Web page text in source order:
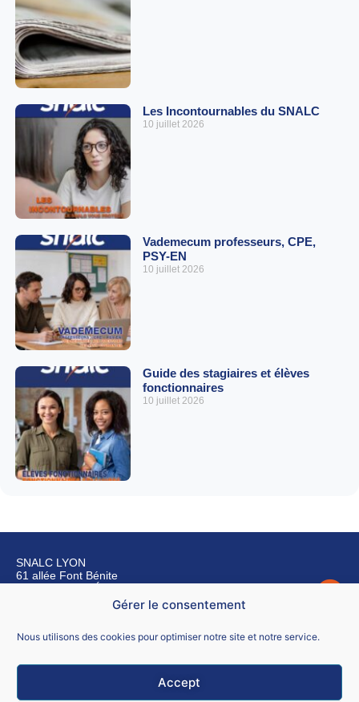
Gérer le consentement
Nous utilisons des cookies pour optimiser notre site et notre service.
Accept
Les Incontournables du SNALC
10 juillet 2026
Vademecum professeurs, CPE,
PSY-EN
10 juillet 2026
Guide des stagiaires et élèves
fonctionnaires
10 juillet 2026
SNALC LYON
61 allée Font Bénite